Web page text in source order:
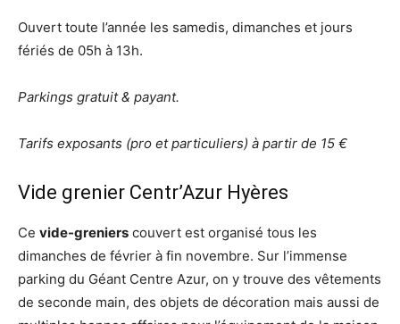
Ouvert toute l’année les samedis, dimanches et jours
fériés de 05h à 13h.
Parkings gratuit & payant.
Tarifs exposants (pro et particuliers) à partir de 15 €
Vide grenier Centr’Azur Hyères
Ce vide-greniers couvert est organisé tous les
dimanches de février à fin novembre. Sur l’immense
parking du Géant Centre Azur, on y trouve des vêtements
de seconde main, des objets de décoration mais aussi de